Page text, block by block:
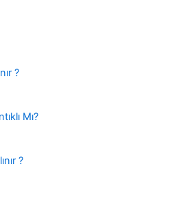
?
Mı?
?